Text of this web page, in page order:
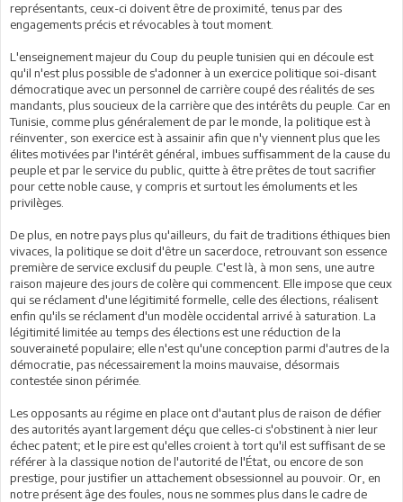
représentants, ceux-ci doivent être de proximité, tenus par des
engagements précis et révocables à tout moment.
L'enseignement majeur du Coup du peuple tunisien qui en découle est
qu'il n'est plus possible de s'adonner à un exercice politique soi-disant
démocratique avec un personnel de carrière coupé des réalités de ses
mandants, plus soucieux de la carrière que des intérêts du peuple. Car en
Tunisie, comme plus généralement de par le monde, la politique est à
réinventer, son exercice est à assainir afin que n'y viennent plus que les
élites motivées par l'intérêt général, imbues suffisamment de la cause du
peuple et par le service du public, quitte à être prêtes de tout sacrifier
pour cette noble cause, y compris et surtout les émoluments et les
privilèges.
De plus, en notre pays plus qu'ailleurs, du fait de traditions éthiques bien
vivaces, la politique se doit d'être un sacerdoce, retrouvant son essence
première de service exclusif du peuple. C'est là, à mon sens, une autre
raison majeure des jours de colère qui commencent. Elle impose que ceux
qui se réclament d'une légitimité formelle, celle des élections, réalisent
enfin qu'ils se réclament d'un modèle occidental arrivé à saturation. La
légitimité limitée au temps des élections est une réduction de la
souveraineté populaire; elle n'est qu'une conception parmi d'autres de la
démocratie, pas nécessairement la moins mauvaise, désormais
contestée sinon périmée.
Les opposants au régime en place ont d'autant plus de raison de défier
des autorités ayant largement déçu que celles-ci s'obstinent à nier leur
échec patent; et le pire est qu'elles croient à tort qu'il est suffisant de se
référer à la classique notion de l'autorité de l'État, ou encore de son
prestige, pour justifier un attachement obsessionnel au pouvoir. Or, en
notre présent âge des foules, nous ne sommes plus dans le cadre de